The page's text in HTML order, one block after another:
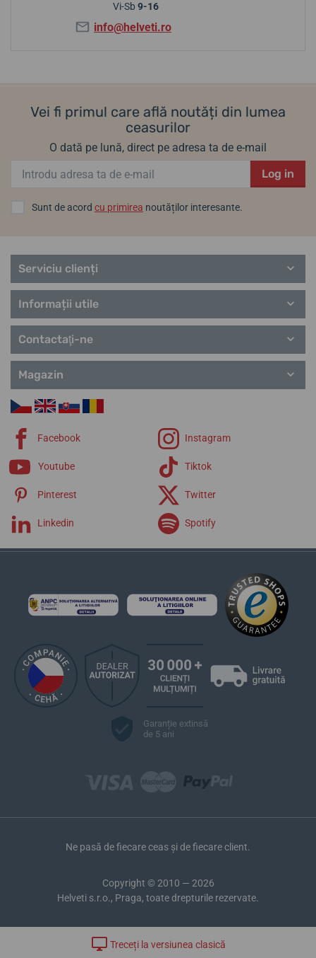
Vi-Sb 9-16
info@helveti.ro
Vei fi primul care află noutăți din lumea
ceasurilor
O dată pe lună, direct pe adresa ta de e-mail
Log in
Sunt de acord cu primirea noutăților interesante.
Serviciu clienți
Informații utile
Contactaţi-ne
Magazin
Facebook Instagram
Youtube Tiktok
Pinterest Twitter
Linkedin Spotify
Garanție extinsă
de 5 ani
Ne pasă de fiecare ceas și de fiecare client.
Copyright © 2010 — 2026
Helveti s.r.o., Praga, toate drepturile rezervate.
Treceți la versiunea clasică